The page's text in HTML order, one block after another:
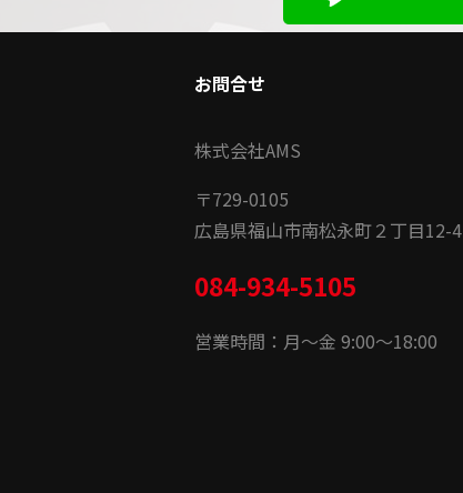
お問合せ
株式会社AMS
〒729-0105
広島県福山市南松永町２丁目12-4
084-934-5105
営業時間：月〜金 9:00〜18:00